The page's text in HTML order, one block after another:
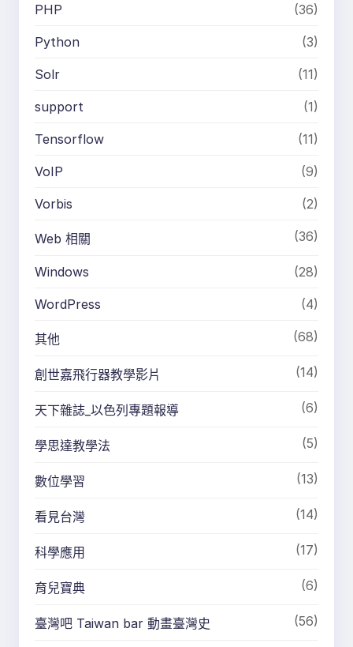
PHP (36)
Python (3)
Solr (11)
support (1)
Tensorflow (11)
VoIP (9)
Vorbis (2)
Web 相關 (36)
Windows (28)
WordPress (4)
其他 (68)
創世嘉飛行器教學影片 (14)
天下雜誌_以色列專題報導 (6)
學思達教學法 (5)
數位學習 (13)
看見台灣 (14)
科學應用 (17)
育兒寶典 (6)
臺灣吧 Taiwan bar 動畫臺灣史 (56)